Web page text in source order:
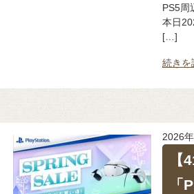
PS5周
本日
[…]
続きを
2026